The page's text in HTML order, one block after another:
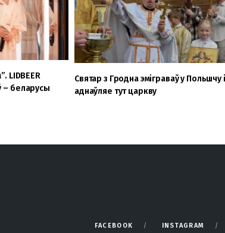
LIDBEER
– беларусы
Святар з Гродна эміграваў у Польшчу і
аднаўляе тут царкву
FACEBOOK INSTAGRAM